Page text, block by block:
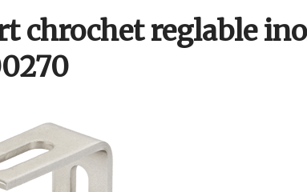
chrochet reglable